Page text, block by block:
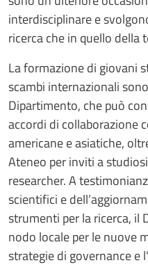
interdisciplinare e
ricerca che in quello della
La formazione di giovani
scambi internazionali
Dipartimento, che può
accordi di collaborazione
americane e asiatiche,
Ateneo per inviti a
researcher. A
scientifici e
strumenti per la ricerca, il
nodo locale per le nuove
strategie di governance e